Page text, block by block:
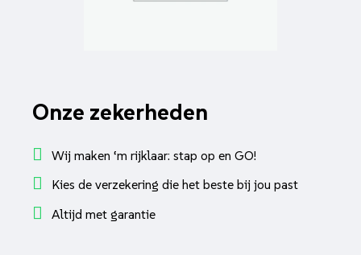
Onze zekerheden
Wij maken ‘m rijklaar: stap op en GO!
Kies de verzekering die het beste bij jou past
Altijd met garantie